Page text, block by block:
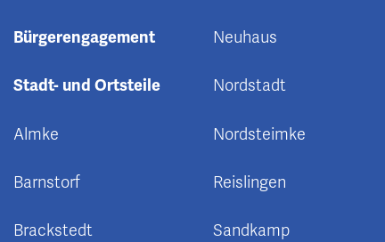
Bürgerengagement
Stadt- und Ortsteile
Almke
Barnstorf
Brackstedt
Neuhaus
Nordstadt
Nordsteimke
Reislingen
Sandkamp